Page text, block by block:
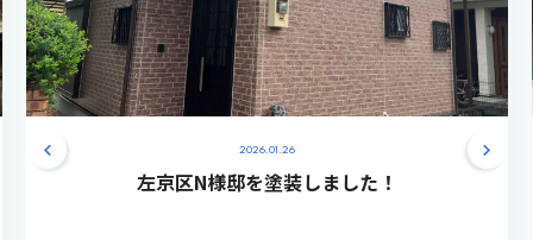
2026.01.26
左京区N様邸を塗装しました！